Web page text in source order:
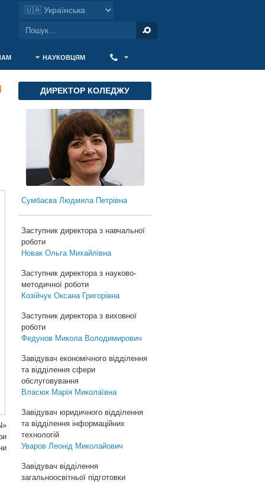
НАУКОВЦЯМ
ДИРЕКТОР КОЛЕДЖУ
Сумбаєва Людмила Петрівна
Заступник директора з навчальної
роботи
Новак Ольга Михайлівна
Заступник директора з науково-
методичної роботи
Козійчук Оксана Григорівна
Заступник директора з виховної
роботи
Федунов Микола Володимирович
Завідувач економічного відділення
та відділення сфери
обслуговування
Власюк Марія Миколаївна
Завідувач юридичного відділення
та відділення інформаційних
технологій
Уваров Леонід Миколайович
Завідувач відділення
загальноосвітньої підготовки